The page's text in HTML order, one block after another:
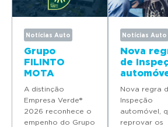
Notícias Auto
Grupo
FILINTO
MOTA
como
Empresa
Verde® 2026
A distinção
Empresa Verde®
2026 reconhece o
empenho do Grupo
Notícias Auto
Nova
de
vigor já
março
Nova regra
Inspeção
automóvel,
reprovar os